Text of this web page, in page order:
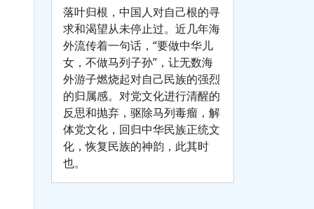
落叶归根，中国人对自己根的寻
求和渴望从未停止过。近几年海
外流传着一句话，“要做中华儿
女，不做马列子孙”，让无数海
外游子燃烧起对自己民族的强烈
的归属感。对党文化进行清醒的
反思和抛弃，驱除马列毒瘤，解
体党文化，回归中华民族正统文
化，恢复民族的神韵，此其时
也。